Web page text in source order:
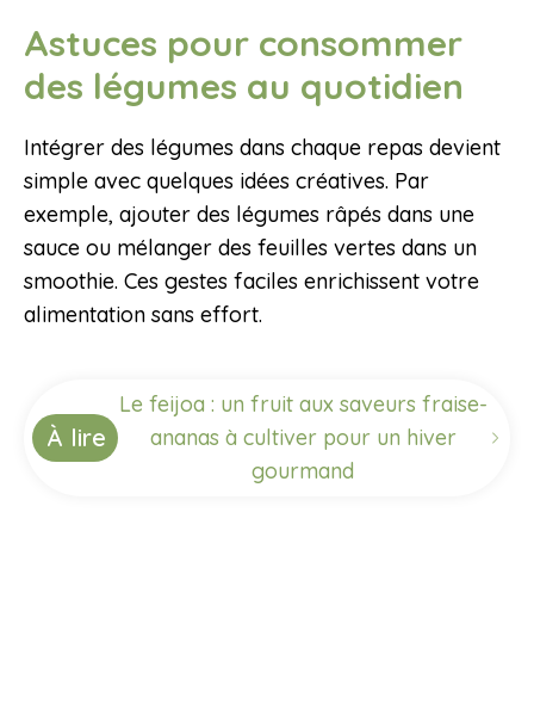
Astuces pour consommer
des légumes au quotidien
Intégrer des légumes dans chaque repas devient
simple avec quelques idées créatives. Par
exemple, ajouter des légumes râpés dans une
sauce ou mélanger des feuilles vertes dans un
smoothie. Ces gestes faciles enrichissent votre
alimentation sans effort.
À lire
Le feijoa : un fruit aux saveurs fraise-
ananas à cultiver pour un hiver
gourmand